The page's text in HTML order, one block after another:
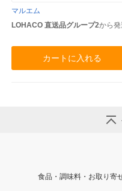
マルエム
LOHACO 直送品グループ2から発
カートに入れる
食品・調味料・お取り寄